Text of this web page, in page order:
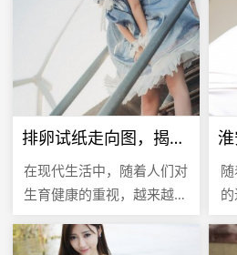
排卵试纸走向图，揭秘女性生育周期的关键指标
在现代生活中，随着人们对
生育健康的重视，越来越多
周期，以期在最佳时机怀
望